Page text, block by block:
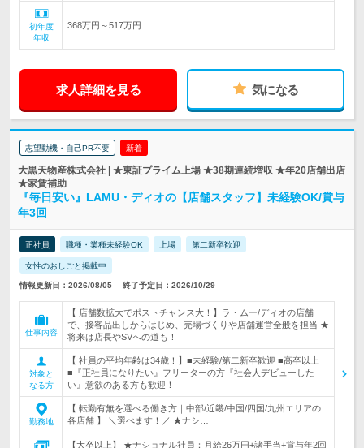
初年度
年収
368万円～517万円
求人詳細を見る 気になる
志望動機・自己PR不要 新着
大黒天物産株式会社 | ★東証プライム上場 ★38期連続増収 ★年20店舗出店
★家賃補助
『毎日安い』LAMU・ディオの【店舗スタッフ】未経験OK/賞与
年3回
正社員 職種・業種未経験OK 上場 第二新卒歓迎
女性のおしごと掲載中
情報更新日：2026/08/05 終了予定日：2026/10/29
仕事内容
【 店舗数拡大でポストチャンス大！】ラ・ムー/ディオの店舗
で、接客品出しからはじめ、売場づくりや店舗運営全般を担当 ★
将来は店長やSVへの道も！
対象と
なる方
【 社員の平均年齢は34歳！】■未経験/第二新卒歓迎 ■高卒以上
■『正社員になりたい』フリーターの方『社会人デビューした
い』意欲のある方も歓迎！
勤務地
【 転勤有無を選べる働き方｜中部/近畿/中国/四国/九州エリアの
各店舗 】 ＼選べます！／ ★ナシ…
【大卒以上】 ★ナショナル社員：月給26万円+諸手当+賞与年2回